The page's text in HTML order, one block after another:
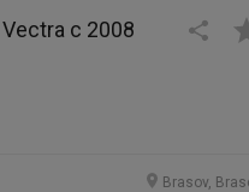
c 2008
Brasov,